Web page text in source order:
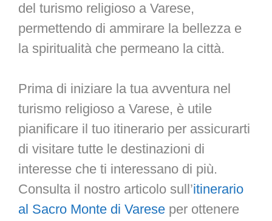
del turismo religioso a Varese,
permettendo di ammirare la bellezza e
la spiritualità che permeano la città.
Prima di iniziare la tua avventura nel
turismo religioso a Varese, è utile
pianificare il tuo itinerario per assicurarti
di visitare tutte le destinazioni di
interesse che ti interessano di più.
Consulta il nostro articolo sull’itinerario
al Sacro Monte di Varese per ottenere